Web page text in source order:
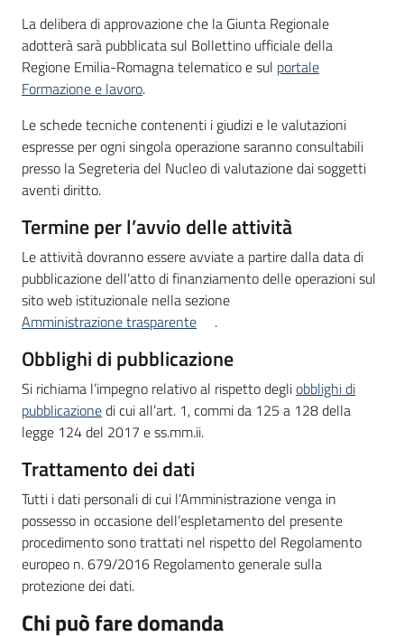
La delibera di approvazione che la Giunta Regionale
adotterà sarà pubblicata sul Bollettino ufficiale della
Regione Emilia-Romagna telematico e sul portale
Formazione e lavoro.
Le schede tecniche contenenti i giudizi e le valutazioni
espresse per ogni singola operazione saranno consultabili
presso la Segreteria del Nucleo di valutazione dai soggetti
aventi diritto.
Termine per l’avvio delle attività
Le attività dovranno essere avviate a partire dalla data di
pubblicazione dell’atto di finanziamento delle operazioni sul
sito web istituzionale nella sezione
Amministrazione trasparente
.
Obblighi di pubblicazione
Si richiama l’impegno relativo al rispetto degliobblighi di
pubblicazionedi cui all’art. 1, commi da 125 a 128 della
legge 124 del 2017 e ss.mm.ii.
Trattamento dei dati
Tutti i dati personali di cui l’Amministrazione venga in
possesso in occasione dell’espletamento del presente
procedimento sono trattati nel rispetto del Regolamento
europeo n. 679/2016 Regolamento generale sulla
protezione dei dati.
Chi può fare domanda